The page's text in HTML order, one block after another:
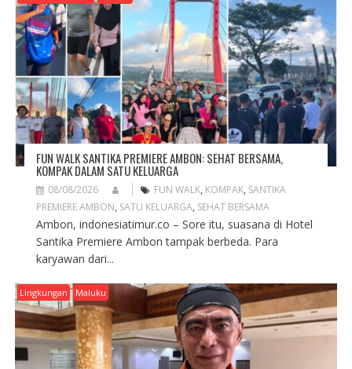
T
O
FUN WALK SANTIKA PREMIERE AMBON: SEHAT BERSAMA,
KOMPAK DALAM SATU KELUARGA
08/08/2026 FUN WALK, KOMPAK, SANTIKA
PREMIERE AMBON, SATU KELUARGA, SEHAT BERSAMA
Ambon, indonesiatimur.co – Sore itu, suasana di Hotel
Santika Premiere Ambon tampak berbeda. Para
karyawan dari...
Lingkungan Maluku